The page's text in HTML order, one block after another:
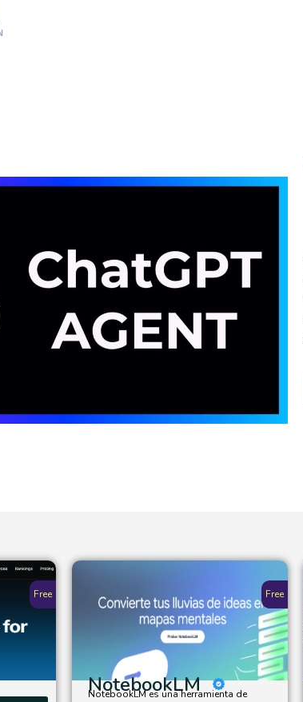
Free
NotebookLM
NotebookLM es una herramienta de
Free